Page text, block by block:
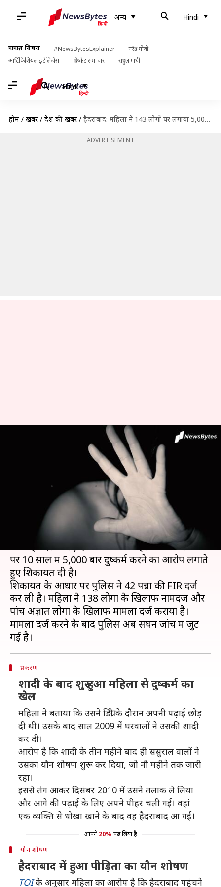
अन्य Hindi
चर्चित विषय #NewsBytesExplainer
नरेंद्र मोदी
आर्टिफिशियल इंटेलिजेंस
क्रिकेट समाचार राहुल गांधी
Hindi
होम / खबरें / देश की खबरें / हैदराबाद: महिला ने 143 लोगों पर लगाया 5,000 बार दुष्कर्म करने का आरोप, मामला दर्ज
ADVERTISEMENT
हैदराबाद: महिला ने 143 लोगों पर
लगाया 5,000 बार दुष्कर्म करने का
आरोप, मामला दर्ज
Aug 22, 2020 02:33 pm
हैदराबाद में दुष्कर्म का बड़ा ही चौंकाने वाला मामला सामने
आया है। दरअसल, एक 25 वर्षीय महिला ने 143 लोगों
पर 10 साल में 5,000 बार दुष्कर्म करने का आरोप लगाते
हुए शिकायत दी है।
शिकायत के आधार पर पुलिस ने 42 पन्नों की FIR दर्ज
कर ली है। महिला ने 138 लोगों के खिलाफ नामदज और
पांच अज्ञात लोगों के खिलाफ मामला दर्ज कराया है।
मामला दर्ज करने के बाद पुलिस अब सघन जांच में जुट
प्रकरण
शादी के बाद शुरु हुआ महिला से दुष्कर्म का
खेल
महिला ने बताया कि उसने डिग्री के दौरान अपनी पढ़ाई छोड़
दी थी। उसके बाद साल 2009 में घरवालों ने उसकी शादी
कर दी।
आरोप है कि शादी के तीन महीने बाद ही ससुराल वालों ने
उसका यौन शोषण शुरू कर दिया, जो नौ महीने तक जारी
रहा।
इससे तंग आकर दिसंबर 2010 में उसने तलाक ले लिया
और आगे की पढ़ाई के लिए अपने पीहर चली गई। वहां
एक व्यक्ति से धोखा खाने के बाद वह हैदराबाद आ गई।
आपने 20% पढ़ लिया है
यौन शोषण
हैदराबाद में हुआ पीड़िता का यौन शोषण
TOIके अनुसार महिला का आरोप है कि हैदराबाद पहुंचने